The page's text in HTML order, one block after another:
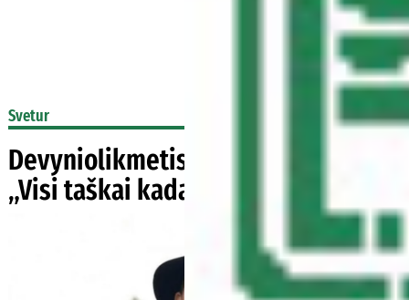
Svetur
Devyniolikmetis studentas Ignas:
„Visi taškai kada nors susijungia“